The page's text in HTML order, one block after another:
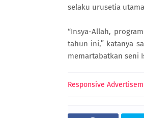
selaku urusetia
“Insya-Allah,
tahun ini,” katanya
memartabatkan seni
Responsive